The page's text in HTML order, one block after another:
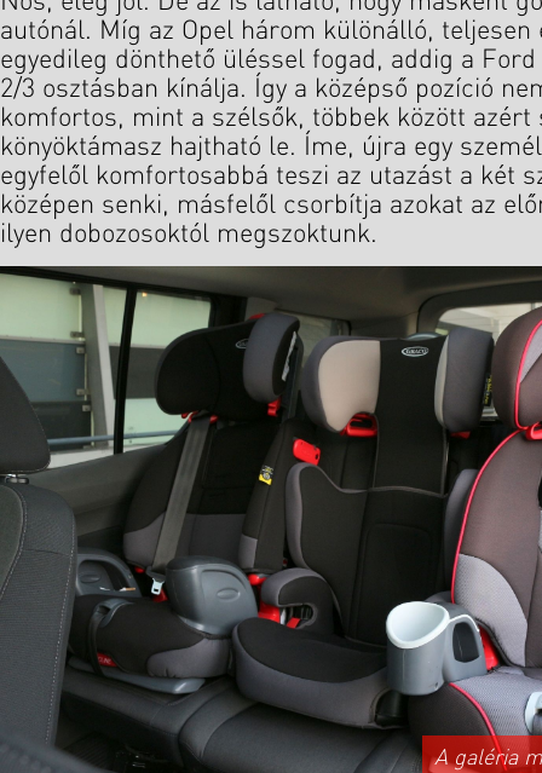
autónál. Míg az Opel három különálló, teljesen
egyedileg dönthető üléssel fogad, addig a
2/3 osztásban kínálja. Így a középső pozíció
komfortos, mint a szélsők, többek között
könyöktámasz hajtható le. Íme, újra egy
egyfelől komfortosabbá teszi az utazást a két
középen senki, másfelől csorbítja azokat az
ilyen dobozosoktól megszoktunk.
A galéria